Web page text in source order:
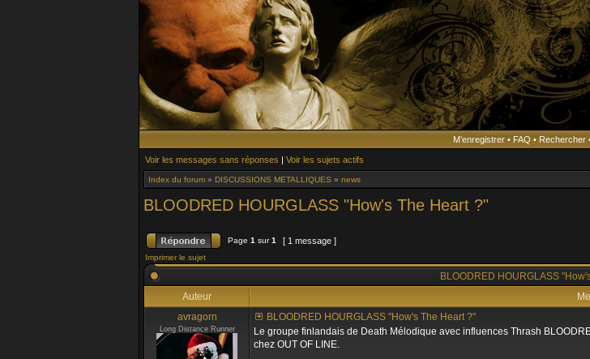
M’enregistrer • FAQ • Rechercher
Voir les messages sans réponses | Voir les sujets actifs
Index du forum » DISCUSSIONS METALLIQUES » news
BLOODRED HOURGLASS "How's The Heart ?"
Page 1 sur1 [ 1 message ]
Imprimer le sujet
BLOODRED HOURGLASS
Auteur
avragorn
Long Distance Runner
BLOODRED HOURGLASS "How's The Heart ?"
Le groupe finlandais de Death Mélodique avec influences Thrash
chez OUT OF LINE.